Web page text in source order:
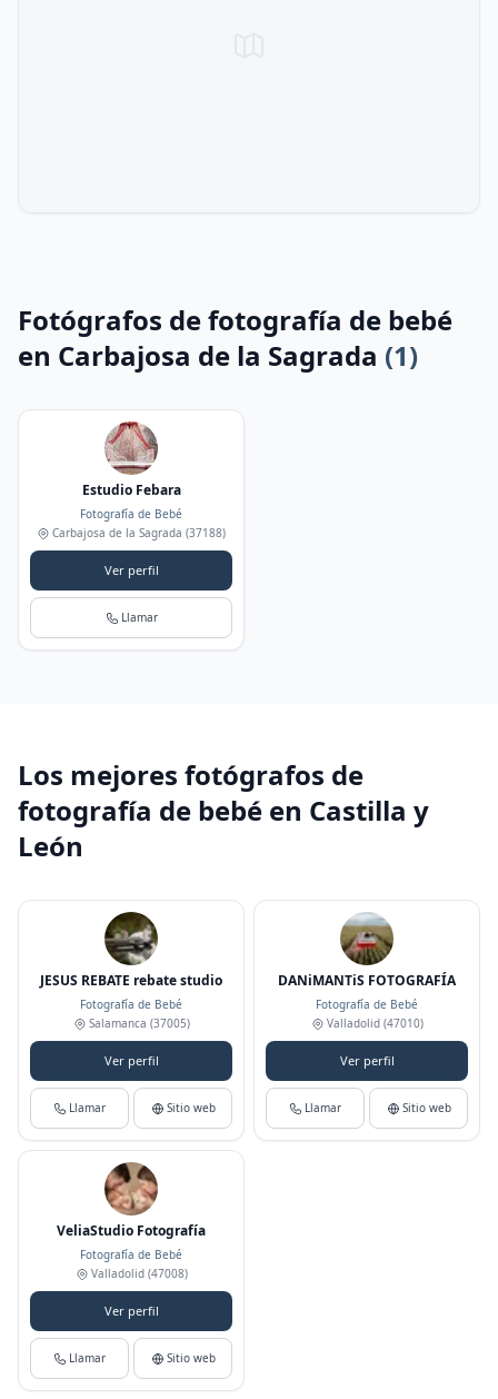
Fotógrafos de fotografía de bebé
en Carbajosa de la Sagrada (1)
Estudio Febara
Fotografía de Bebé
Carbajosa de la Sagrada (37188)
Ver perfil
Llamar
Los mejores fotógrafos de
fotografía de bebé en Castilla y
León
JESUS REBATE rebate studio
Fotografía de Bebé
Salamanca (37005)
Ver perfil
Llamar Sitio web
DANiMANTiS FOTOGRAFÍA
Fotografía de Bebé
Valladolid(47010)
Ver perfil
Llamar Sitio web
VeliaStudio Fotografía
Fotografía de Bebé
Valladolid(47008)
Ver perfil
Llamar Sitio web